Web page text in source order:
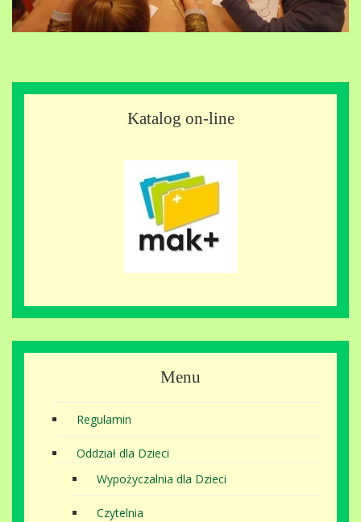
Katalog on-line
Menu
Regulamin
Oddział dla Dzieci
Wypożyczalnia dla Dzieci
Czytelnia